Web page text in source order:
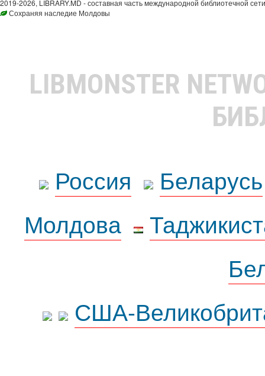
2019-2026, LIBRARY.MD - составная часть международной библиотечной
Сохраняя наследие Молдовы
LIBMONSTER
Россия
Беларусь
Молдова
США-